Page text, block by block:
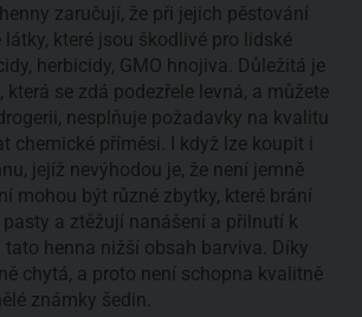
zaručují, že při jejich pěstování
které jsou škodlivé pro lidské
herbicidy, GMO hnojiva. Důležitá je
která se zdá podezřele levná, a můžete
nesplňuje požadavky na kvalitu
chemické příměsi. I když lze koupit i
jejíž nevýhodou je, že není jemně
mohou být různé zbytky, které brání
a ztěžují nanášení a přilnutí k
tato henna nižší obsah barviva. Díky
chytá, a proto není schopna kvalitně
známky šedin.